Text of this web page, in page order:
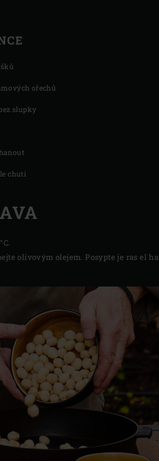
ořechů
slupky
chuti
olivovým olejem. Posypte je ras el